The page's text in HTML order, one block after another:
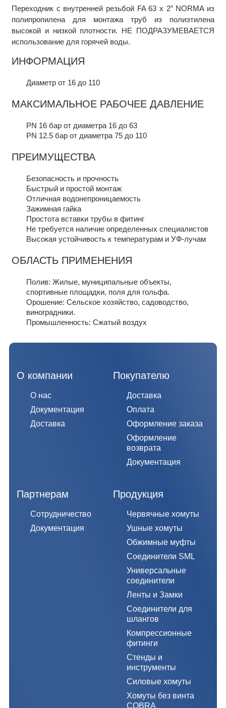
Переходник с внутренней резьбой FA 63 x 2″ NORMA из
полипропилена для монтажа труб из полиэтилена
высокой и низкой плотности. НЕ ПОДРАЗУМЕВАЕТСЯ
использование для горячей воды.
ИНФОРМАЦИЯ
Диаметр от 16 до 110
МАКСИМАЛЬНОЕ РАБОЧЕЕ ДАВЛЕНИЕ
PN 16 бар от диаметра 16 до 63
PN 12.5 бар от диаметра 75 до 110
ПРЕИМУЩЕСТВА
Безопасность и прочность
Быстрый и простой монтаж
Отличная водонепроницаемость
Зажимная гайка
Простота вставки трубы в фитинг
Не требуется наличие определенных специалистов
Высокая устойчивость к температурам и УФ-лучам
ОБЛАСТЬ ПРИМЕНЕНИЯ
Полив: Жилые, муниципальные объекты,
спортивные площадки, поля для гольфа.
Орошение: Сельское хозяйство, садоводство,
виноградники.
Промышленность: Сжатый воздух
О компании
О нас
Документация
Доставка
Покупателю
Доставка
Оплата
Оформление заказа
Оформление
возврата
Документация
Партнерам
Сотрудничество
Документация
Продукция
Червячные хомуты
Ушные хомуты
Обжимные муфты
Соединители SML
Универсальные
соединители
Ленты и Замки
Соединители для
шлангов
Компрессионные
фитинги
Стенды и
инструменты
Силовые хомуты
Хомуты без винта
COBRA